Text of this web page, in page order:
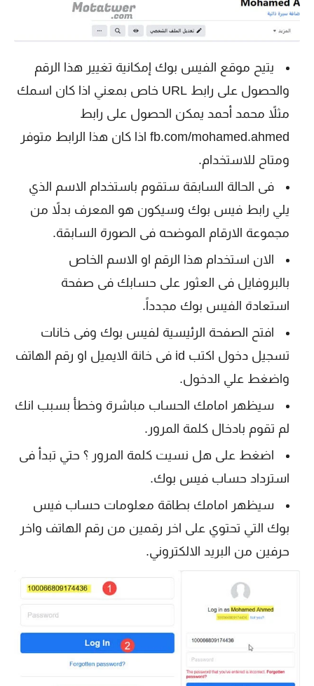
يتيح موقع الفيس بوك إمكانية تغيير هذا الرقم
والحصول على رابط URL خاص بمعني اذا كان اسمك
مثلاً محمد أحمد يمكن الحصول على رابط
fb.com/mohamed.ahmed اذا كان هذا الرابط متوفر
ومتاح للاستخدام.
فى الحالة السابقة ستقوم باستخدام الاسم الذي
يلي رابط فيس بوك وسيكون هو المعرف بدلاً من
مجموعة الارقام الموضحه فى الصورة السابقة.
الان استخدام هذا الرقم او الاسم الخاص
بالبروفايل فى العثور على حسابك فى صفحة
استعادة الفيس بوك مجدداً.
افتح الصفحة الرئيسية لفيس بوك وفى خانات
تسجيل دخول اكتب id فى خانة الايميل او رقم الهاتف
واضغط علي الدخول.
سيظهر امامك الحساب مباشرة وخطأ بسبب انك
لم تقوم بادخال كلمة المرور.
اضغط على هل نسيت كلمة المرور ؟ حتي تبدأ فى
استرداد حساب فيس بوك.
سيظهر امامك بطاقة معلومات حساب فيس
بوك التي تحتوي على اخر رقمين من رقم الهاتف واخر
حرفين من البريد الالكتروني.